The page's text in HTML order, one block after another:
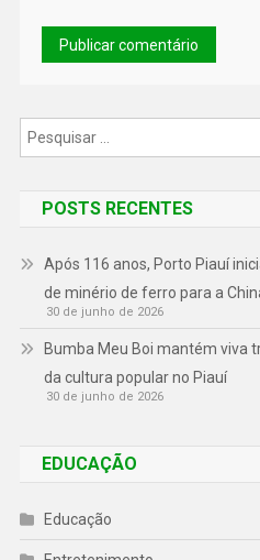
POSTS RECENTES
Após 116 anos, Porto Piauí
de minério de ferro para a
30 de junho de 2026
Bumba Meu Boi mantém viva
da cultura popular no Piauí
30 de junho de 2026
EDUCAÇÃO
Educação